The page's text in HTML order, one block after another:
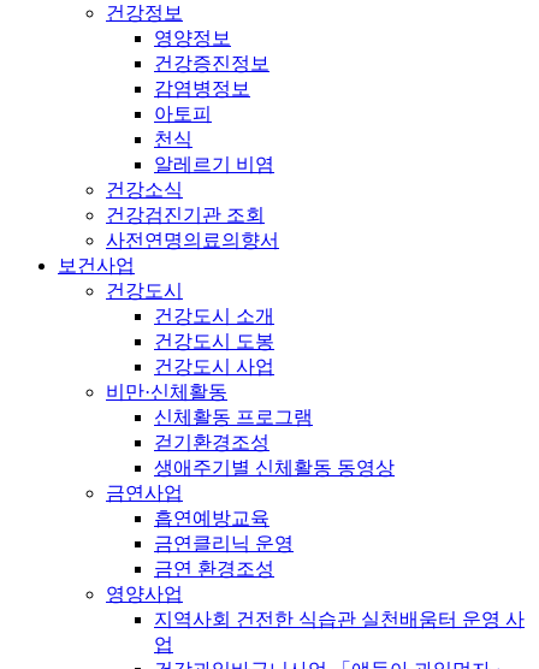
건강정보
영양정보
건강증진정보
감염병정보
아토피
천식
알레르기 비염
건강소식
건강검진기관 조회
사전연명의료의향서
보건사업
건강도시
건강도시 소개
건강도시 도봉
건강도시 사업
비만·신체활동
신체활동 프로그램
걷기환경조성
생애주기별 신체활동 동영상
금연사업
흡연예방교육
금연클리닉 운영
금연 환경조성
영양사업
지역사회 건전한 식습관 실천배움터 운영 사
업